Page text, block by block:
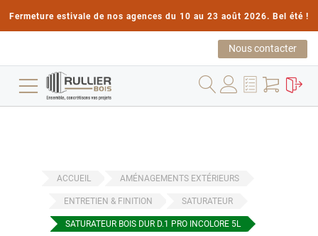
Fermeture estivale de nos agences du 10 au 23 août 2026. Bel été !
Nous contacter
ACCUEIL AMÉNAGEMENTS EXTÉRIEURS
ENTRETIEN & FINITION SATURATEUR
SATURATEUR BOIS DUR D.1 PRO INCOLORE 5L